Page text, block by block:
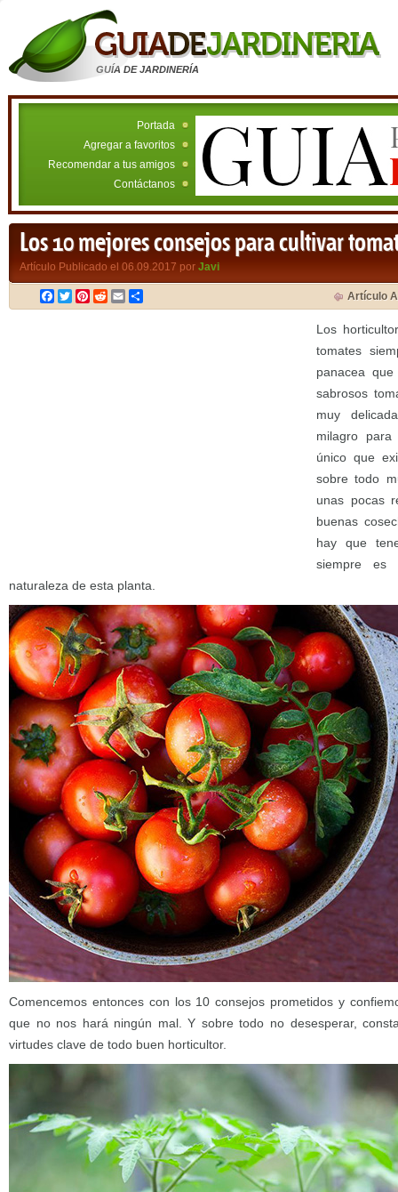
GUÍA DE JARDINERÍA
Portada
Agregar a favoritos
Recomendar a tus amigos
Contáctanos
Los 10 mejores consejos para cultivar
Artículo Publicado el 06.09.2017 por Javi
Facebook
TwitterPinterest
RedditEmail Artículo
Los
tomates
panacea
sabrosos
muy
milagro
único que
sobre todo
unas pocas
buenas
hay que
siempre es
naturaleza de esta planta.
Comencemos entonces con los 10 consejos prometidos y
que no nos hará ningún mal. Y sobre todo no desesperar,
virtudes clave de todo buen horticultor.